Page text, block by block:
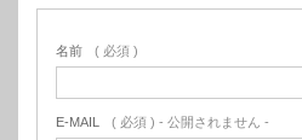
名前 ( 必須 )
E-MAIL ( 必須 ) - 公開されません -